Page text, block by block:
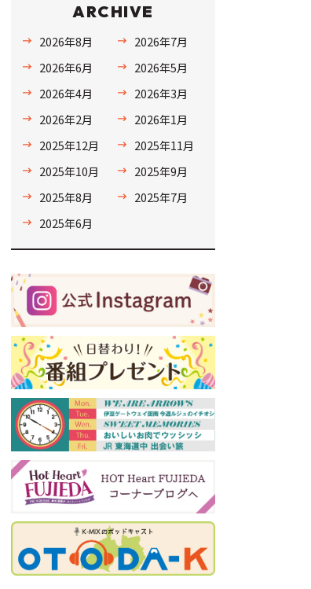
ARCHIVE
2026年8月
2026年7月
2026年6月
2026年5月
2026年4月
2026年3月
2026年2月
2026年1月
2025年12月
2025年11月
2025年10月
2025年9月
2025年8月
2025年7月
2025年6月